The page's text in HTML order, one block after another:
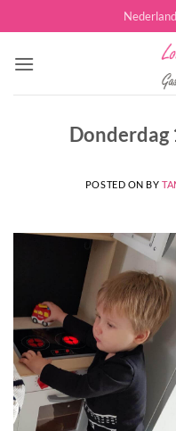
to
content
Donderdag
POSTED ON BY